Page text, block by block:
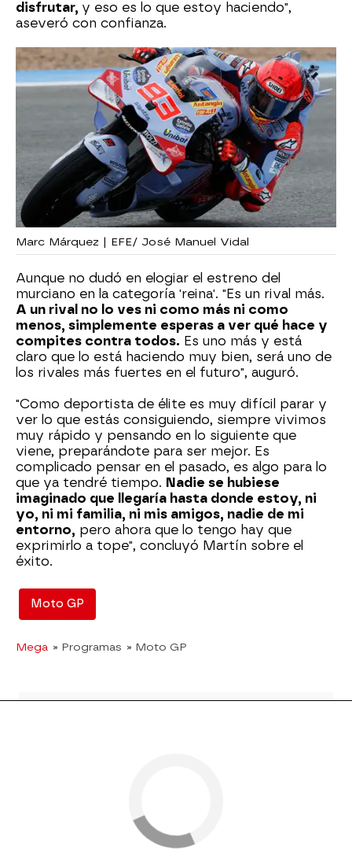
disfrutar, y eso es lo que estoy haciendo",
aseveró con confianza.
Marc Márquez | EFE/ José Manuel Vidal
Aunque no dudó en elogiar el estreno del
murciano en la categoría 'reina'. "Es un rival más.
A un rival no lo ves ni como más ni como
menos, simplemente esperas a ver qué hace y
compites contra todos. Es uno más y está
claro que lo está haciendo muy bien, será uno de
los rivales más fuertes en el futuro", auguró.
"Como deportista de élite es muy difícil parar y
ver lo que estás consiguiendo, siempre vivimos
muy rápido y pensando en lo siguiente que
viene, preparándote para ser mejor. Es
complicado pensar en el pasado, es algo para lo
que ya tendré tiempo. Nadie se hubiese
imaginado que llegaría hasta donde estoy, ni
yo, ni mi familia, ni mis amigos, nadie de mi
entorno, pero ahora que lo tengo hay que
exprimirlo a tope", concluyó Martín sobre el
éxito.
Moto GP
Mega » Programas » Moto GP